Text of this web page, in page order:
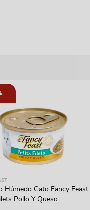
Húmedo Gato Fancy Feast
Pollo Y Queso